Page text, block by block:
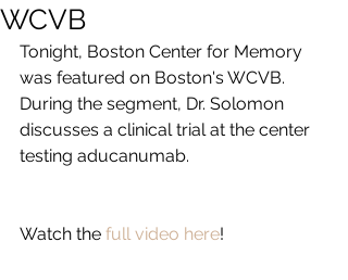
WCVB
Tonight, Boston Center for Memory
was featured on Boston's WCVB.
During the segment, Dr. Solomon
discusses a clinical trial at the center
testing aducanumab.
Watch the full video here!